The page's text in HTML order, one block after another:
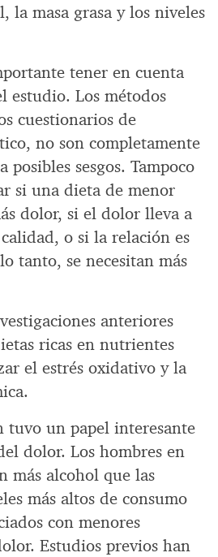
la masa grasa y los niveles
tener en cuenta
estudio. Los métodos
cuestionarios de
no son completamente
posibles sesgos. Tampoco
si una dieta de menor
dolor, si el dolor lleva a
o si la relación es
tanto, se necesitan más
anteriores
ricas en nutrientes
el estrés oxidativo y la
tuvo un papel interesante
dolor. Los hombres en
más alcohol que las
más altos de consumo
con menores
Estudios previos han